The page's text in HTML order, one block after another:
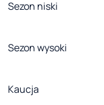
Sezon niski
Sezon wysoki
Kaucja